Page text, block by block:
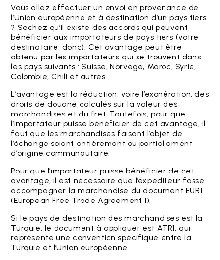
Vous allez effectuer un envoi en provenance de
l’Union européenne et à destination d’un pays tiers
? Sachez qu’il existe des accords qui peuvent
bénéficier aux importateurs de pays tiers (votre
destinataire, donc). Cet avantage peut être
obtenu par les importateurs qui se trouvent dans
les pays suivants : Suisse, Norvège, Maroc, Syrie,
Colombie, Chili et autres.
L’avantage est la réduction, voire l’exonération, des
droits de douane calculés sur la valeur des
marchandises et du fret. Toutefois, pour que
l’importateur puisse bénéficier de cet avantage, il
faut que les marchandises faisant l’objet de
l’échange soient entièrement ou partiellement
d’origine communautaire.
Pour que l’importateur puisse bénéficier de cet
avantage, il est nécessaire que l’expéditeur fasse
accompagner la marchandise du document EUR1
(European Free Trade Agreement 1).
Si le pays de destination des marchandises est la
Turquie, le document à appliquer est ATR1, qui
représente une convention spécifique entre la
Turquie et l’Union européenne.